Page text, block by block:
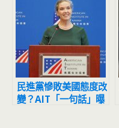
民進黨慘敗美國態度改
變？AIT「一句話」曝